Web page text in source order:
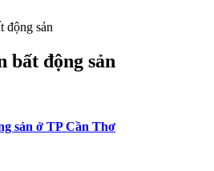
động sản
bất động sản
sản ở TP Cần Thơ